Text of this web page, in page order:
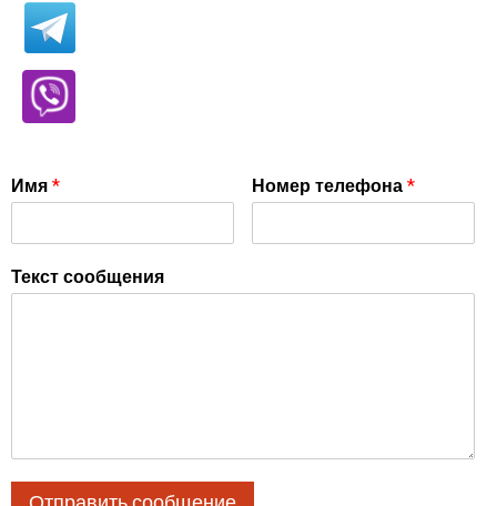
Имя* Номер телефона*
Текст сообщения